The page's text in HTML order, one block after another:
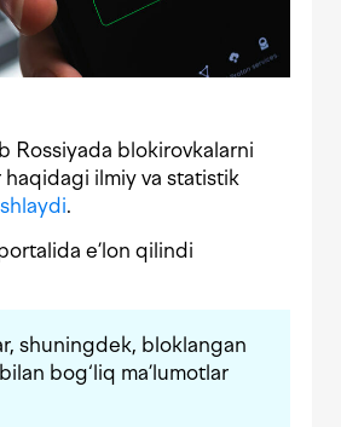
Rossiyada blokirovkalarni
ilmiy va statistik
.
e’lon qilindi
shuningdek, bloklangan
bog‘liq ma’lumotlar